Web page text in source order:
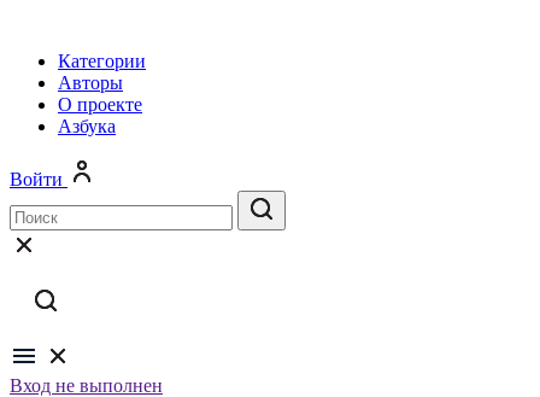
Категории
Авторы
О проекте
Азбука
Войти
Вход не выполнен